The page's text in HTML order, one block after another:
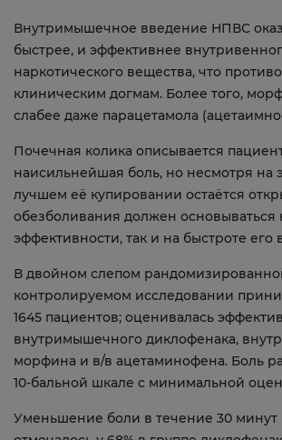
Внутримышечное введение НПВС
быстрее, и эффективнее
наркотического вещества, что
клиническим догмам. Более того,
слабее даже парацетамола
Почечная колика описывается
наисильнейшая боль, но несмотря на
лучшем её купировании остаётся
обезболивания должен основываться
эффективности, так и на быстроте его
В двойном слепом
контролируемом исследовании
1645 пациентов; оценивалась
внутримышечного диклофенака,
морфина и в/в ацетаминофена. Боль
10-бальной шкале с минимальной
Уменьшение боли в течение 30 минут